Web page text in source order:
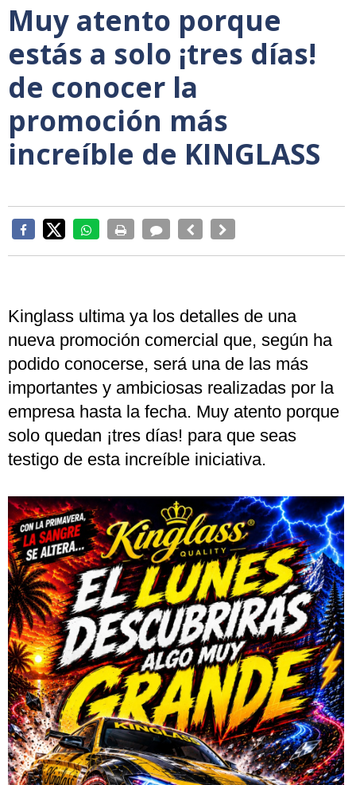
Muy atento porque
estás a solo ¡tres días!
de conocer la
promoción más
increíble de KINGLASS
Kinglass ultima ya los detalles de una
nueva promoción comercial que, según ha
podido conocerse, será una de las más
importantes y ambiciosas realizadas por la
empresa hasta la fecha. Muy atento porque
solo quedan ¡tres días! para que seas
testigo de esta increíble iniciativa.